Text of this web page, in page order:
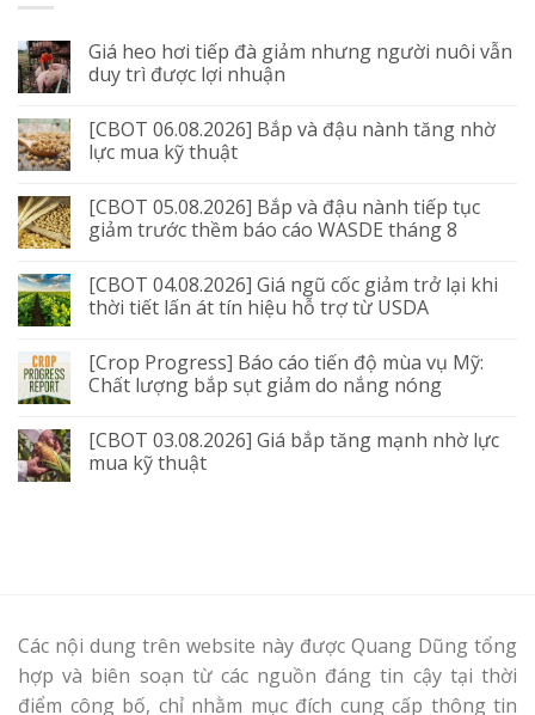
Giá heo hơi tiếp đà giảm nhưng người nuôi vẫn
duy trì được lợi nhuận
[CBOT 06.08.2026] Bắp và đậu nành tăng nhờ
lực mua kỹ thuật
[CBOT 05.08.2026] Bắp và đậu nành tiếp tục
giảm trước thềm báo cáo WASDE tháng 8
[CBOT 04.08.2026] Giá ngũ cốc giảm trở lại khi
thời tiết lấn át tín hiệu hỗ trợ từ USDA
[Crop Progress] Báo cáo tiến độ mùa vụ Mỹ:
Chất lượng bắp sụt giảm do nắng nóng
[CBOT 03.08.2026] Giá bắp tăng mạnh nhờ lực
mua kỹ thuật
Các nội dung trên website này được Quang Dũng tổng
hợp và biên soạn từ các nguồn đáng tin cậy tại thời
điểm công bố, chỉ nhằm mục đích cung cấp thông tin